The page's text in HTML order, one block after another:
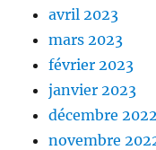
avril 2023
mars 2023
février 2023
janvier 2023
décembre 2022
novembre